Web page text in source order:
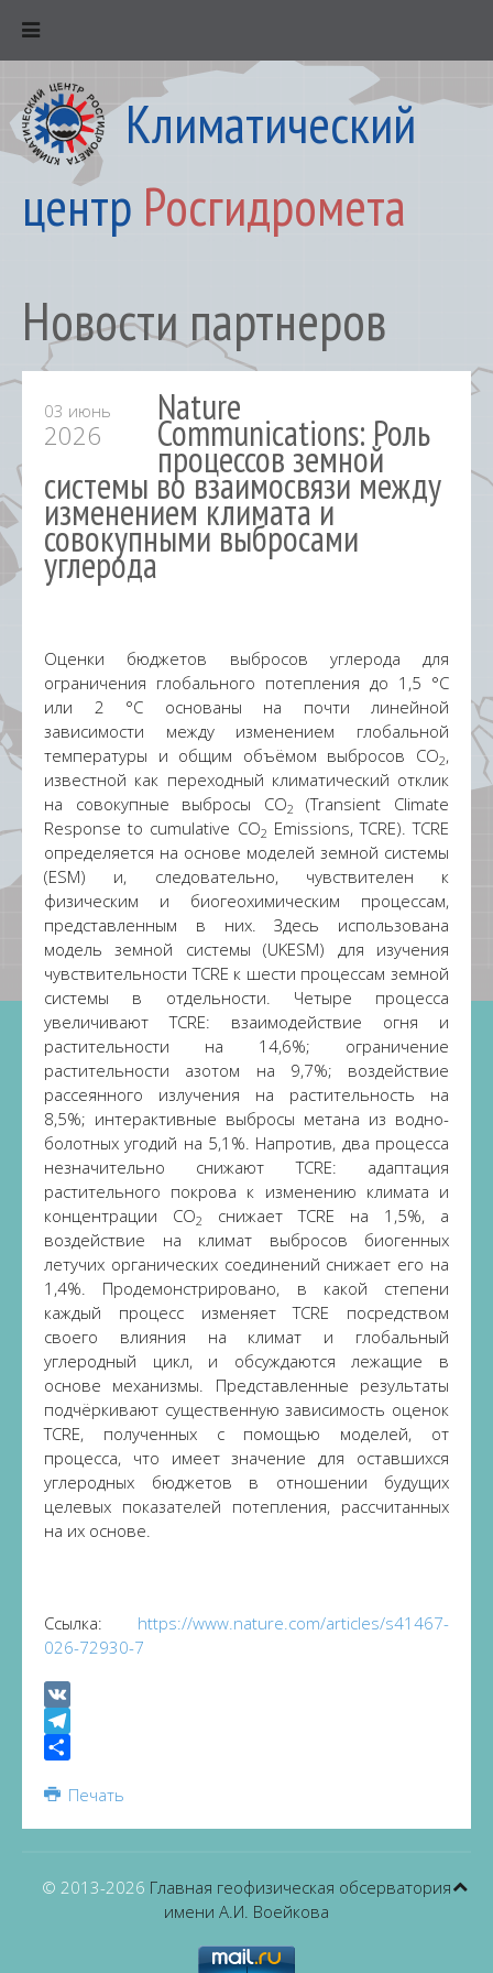
Климатический
центр Росгидромета
Новости партнеров
03 июнь
2026
Nature
Communications: Роль
процессов земной
системы во взаимосвязи между
изменением климата и
совокупными выбросами
углерода
Оценки бюджетов выбросов углерода для
ограничения глобального потепления до 1,5 °C
или 2 °C основаны на почти линейной
зависимости между изменением глобальной
температуры и общим объёмом выбросов CO2,
известной как переходный климатический отклик
на совокупные выбросы CO2
(Transient Climate
Response to cumulative CO2 Emissions, TCRE). TCRE
определяется на основе моделей земной системы
(ESM) и, следовательно, чувствителен к
физическим и биогеохимическим процессам,
представленным в них. Здесь использована
модель земной системы (UKESM) для изучения
чувствительности TCRE к шести процессам земной
системы в отдельности. Четыре процесса
увеличивают TCRE: взаимодействие огня и
растительности на 14,6%; ограничение
растительности азотом на 9,7%; воздействие
рассеянного излучения на растительность на
8,5%; интерактивные выбросы метана из водно-
болотных угодий на 5,1%. Напротив, два процесса
незначительно снижают TCRE: адаптация
растительного покрова к изменению климата и
концентрации CO2
снижает TCRE на 1,5%, а
воздействие на климат выбросов биогенных
летучих органических соединений снижает его на
1,4%. Продемонстрировано, в какой степени
каждый процесс изменяет TCRE посредством
своего влияния на климат и глобальный
углеродный цикл, и обсуждаются лежащие в
основе механизмы. Представленные результаты
подчёркивают существенную зависимость оценок
TCRE, полученных с помощью моделей, от
процесса, что имеет значение для оставшихся
углеродных бюджетов в отношении будущих
целевых показателей потепления, рассчитанных
на их основе.
Ссылка: https://www.nature.com/articles/s41467-
026-72930-7
VK
Telegram
Печать
© 2013-2026 Главная геофизическая обсерватория
имени А.И. Воейкова